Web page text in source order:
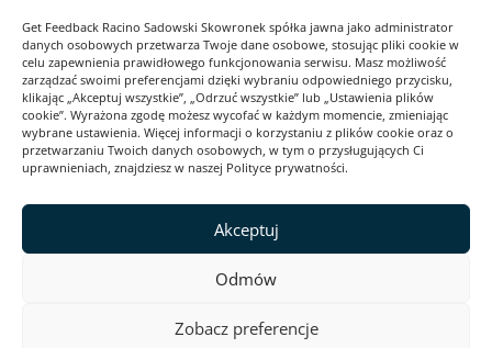
Get Feedback Racino Sadowski Skowronek spółka jawna jako administrator
danych osobowych przetwarza Twoje dane osobowe, stosując pliki cookie w
celu zapewnienia prawidłowego funkcjonowania serwisu. Masz możliwość
zarządzać swoimi preferencjami dzięki wybraniu odpowiedniego przycisku,
klikając „Akceptuj wszystkie”, „Odrzuć wszystkie” lub „Ustawienia plików
cookie”. Wyrażona zgodę możesz wycofać w każdym momencie, zmieniając
wybrane ustawienia. Więcej informacji o korzystaniu z plików cookie oraz o
przetwarzaniu Twoich danych osobowych, w tym o przysługujących Ci
uprawnieniach, znajdziesz w naszej Polityce prywatności.
Akceptuj
Odmów
Zobacz preferencje
2026 Webankieta
Regulamin serwisu
Polityka prywatności